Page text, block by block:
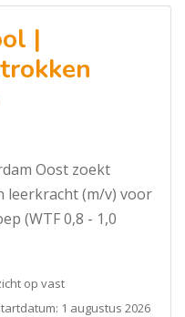
|
Oost zoekt
leerkracht (m/v) voor
(WTF 0,8 - 1,0
op vast
1 augustus 2026